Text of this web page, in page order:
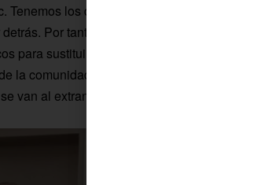
Tenemos los datos y sabemos el número de
Por tanto, sabemos las previsiones para
para sustituirlos porque las malas
la comunidad. Antes se iban a otras
van al extranjero en gran parte.